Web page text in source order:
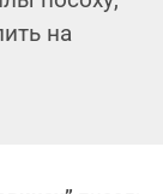
на